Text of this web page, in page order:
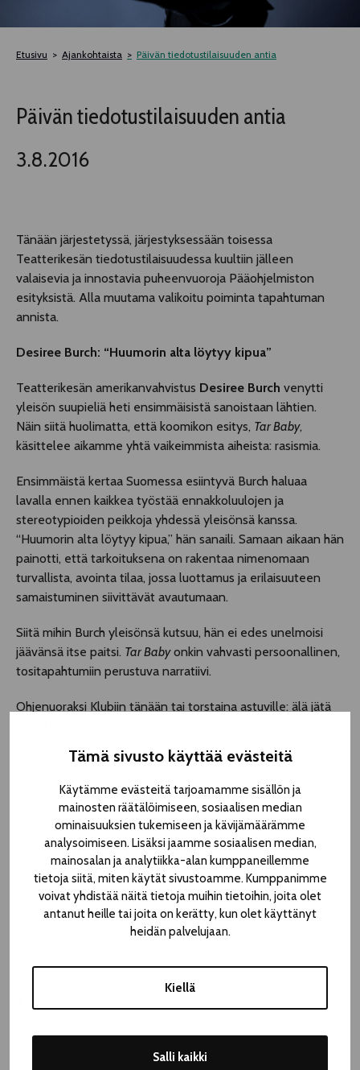
Tämä sivusto käyttää evästeitä
Käytämme evästeitä tarjoamamme sisällön ja
mainosten räätälöimiseen, sosiaalisen median
ominaisuuksien tukemiseen ja kävijämäärämme
analysoimiseen. Lisäksi jaamme sosiaalisen median,
mainosalan ja analytiikka-alan kumppaneillemme
tietoja siitä, miten käytät sivustoamme. Kumppanimme
voivat yhdistää näitä tietoja muihin tietoihin, joita olet
antanut heille tai joita on kerätty, kun olet käyttänyt
heidän palvelujaan.
Kiellä
Salli kaikki
TELTTALAB
TAPAHTUMIEN YÖ
Etusivu Ajankohtaista Päivän tiedotustilaisuuden antia
Päivän tiedotustilaisuuden antia
3.8.2016
Tänään järjestetyssä, järjestyksessään toisessa
Teatterikesän tiedotustilaisuudessa kuultiin jälleen
valaisevia ja innostavia puheenvuoroja Pääohjelmiston
esityksistä. Alla muutama valikoitu poiminta tapahtuman
annista.
Desiree Burch: “Huumorin alta löytyy kipua”
Teatterikesän amerikanvahvistus Desiree Burch venytti
yleisön suupieliä heti ensimmäisistä sanoistaan lähtien.
Näin siitä huolimatta, että koomikon esitys, Tar Baby,
käsittelee aikamme yhtä vaikeimmista aiheista: rasismia.
Ensimmäistä kertaa Suomessa esiintyvä Burch haluaa
lavalla ennen kaikkea työstää ennakkoluulojen ja
stereotypioiden peikkoja yhdessä yleisönsä kanssa.
“Huumorin alta löytyy kipua,” hän sanaili. Samaan aikaan hän
painotti, että tarkoituksena on rakentaa nimenomaan
turvallista, avointa tilaa, jossa luottamus ja erilaisuuteen
samaistuminen siivittävät avautumaan.
Siitä mihin Burch yleisönsä kutsuu, hän ei edes unelmoisi
jäävänsä itse paitsi. Tar Babyonkin vahvasti persoonallinen,
tositapahtumiin perustuva narratiivi.
Ohjenuoraksi Klubiin tänään tai torstaina astuville: älä jätä
TTT Klubi, Hallituskatu 19
To 4.8. klo 16.30
Teemu Mäki: Ääripäiden tasapaino
OhjaajaTeemu Mäkinosti esiinTransformations – otteita
maskuliinisuuden sanakirjasta-esityksestä kaksi ulottuvuutta,
jotka hänen mukaansa venyvät ääripäiksi.
Ensinnäkin on teatterin kerronnallinen repertuaari, jota
hyödyntää koko skaalan leveydeltä.
sukupuoleen liittyvää sanastoa ja faktaa
transsukupuolisuudesta. Toisaalla puhuttu kieli hylätään